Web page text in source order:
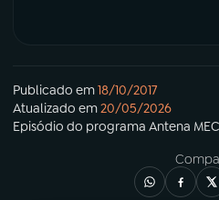
Publicado em18/10/2017
Atualizado em20/05/2026
Episódio do programa Antena MEC